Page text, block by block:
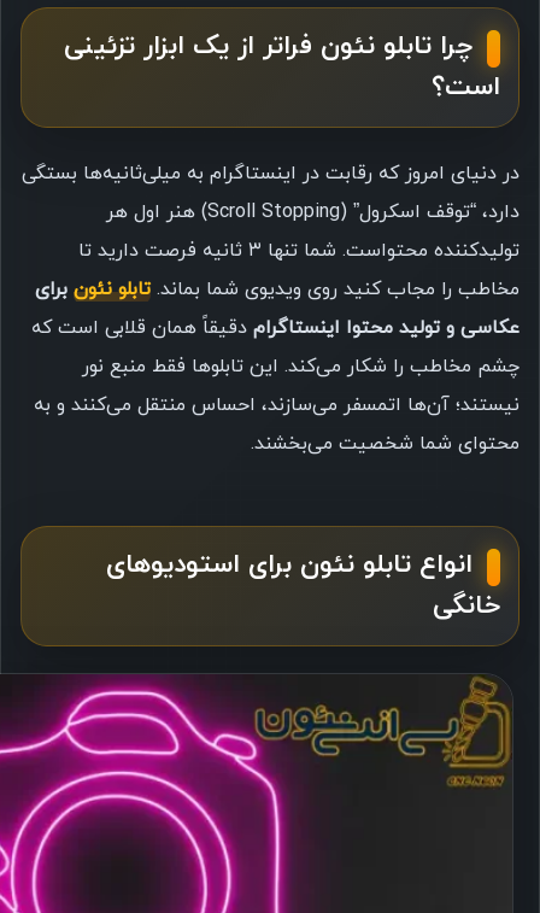
چرا تابلو نئون فراتر از یک ابزار تزئینی
است؟
در دنیای امروز که رقابت در اینستاگرام به میلی‌ثانیه‌ها بستگی
دارد، “توقف اسکرول” (Scroll Stopping) هنر اول هر
تولیدکننده محتواست. شما تنها ۳ ثانیه فرصت دارید تا
مخاطب را مجاب کنید روی ویدیوی شما بماند. تابلو نئون برای
عکاسی و تولید محتوا اینستاگرام دقیقاً همان قلابی است که
چشم مخاطب را شکار می‌کند. این تابلوها فقط منبع نور
نیستند؛ آن‌ها اتمسفر می‌سازند، احساس منتقل می‌کنند و به
محتوای شما شخصیت می‌بخشند.
انواع تابلو نئون برای استودیوهای
خانگی